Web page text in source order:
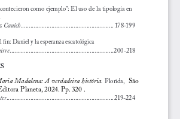
como ejemplo”: El uso de la tipología en
Cauich
178-199
fin: Daniel y la esperanza escatológica
.................................................................200-218
Madalena:  A  verdadeira  história.
  Florida,
  São
Planeta, 2024. Pp. 320 .
................................................................... 219-224